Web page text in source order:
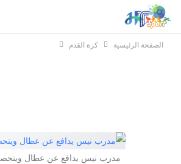
الصفحة الرئيسية كرة القدم
مدرب نيس يدافع عن عطال